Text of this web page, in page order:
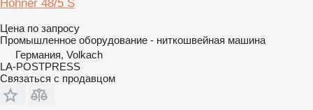
Hohner 48/5 S
Цена по запросу
Промышленное оборудование - ниткошвейная машина
Германия, Volkach
LA-POSTPRESS
Связаться с продавцом